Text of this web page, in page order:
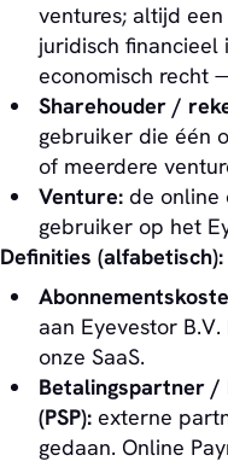
ventures; altijd
juridisch
economisch recht
Sharehouder /
gebruiker die één
of meerdere
Venture: de online
gebruiker op het
Definities (alfabetisch):
aan Eyevestor
onze SaaS.
Betalingspartner /
(PSP): externe
gedaan. Online